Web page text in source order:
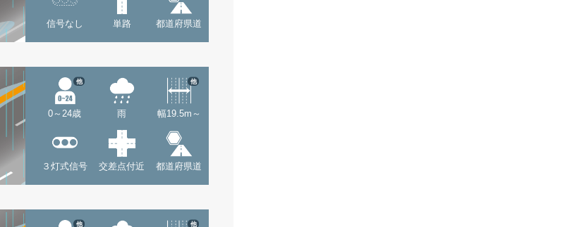
信号なし 単路 都道府県道
0～24歳
他
雨 幅19.5m～
他
３灯式信号 交差点付近 都道府県道
他 他